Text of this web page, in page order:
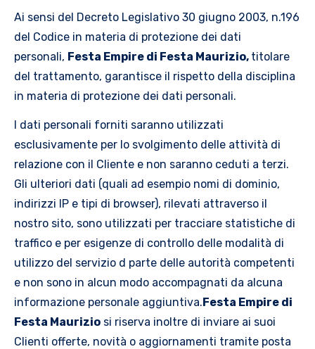
Ai sensi del Decreto Legislativo 30 giugno 2003, n.196
del Codice in materia di protezione dei dati
personali, Festa Empire di Festa Maurizio, titolare
del trattamento, garantisce il rispetto della disciplina
in materia di protezione dei dati personali.
I dati personali forniti saranno utilizzati
esclusivamente per lo svolgimento delle attività di
relazione con il Cliente e non saranno ceduti a terzi.
Gli ulteriori dati (quali ad esempio nomi di dominio,
indirizzi IP e tipi di browser), rilevati attraverso il
nostro sito, sono utilizzati per tracciare statistiche di
traffico e per esigenze di controllo delle modalità di
utilizzo del servizio d parte delle autorità competenti
e non sono in alcun modo accompagnati da alcuna
informazione personale aggiuntiva.Festa Empire di
Festa Maurizio si riserva inoltre di inviare ai suoi
Clienti offerte, novità o aggiornamenti tramite posta